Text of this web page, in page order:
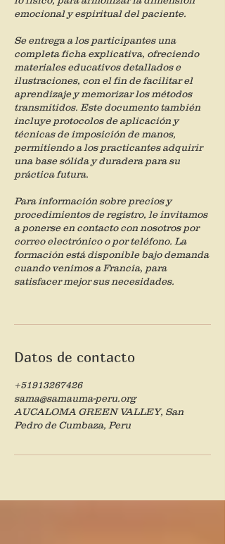
emocional y espiritual del paciente.
Se entrega a los participantes una
completa ficha explicativa, ofreciendo
materiales educativos detallados e
ilustraciones, con el fin de facilitar el
aprendizaje y memorizar los métodos
transmitidos. Este documento también
incluye protocolos de aplicación y
técnicas de imposición de manos,
permitiendo a los practicantes adquirir
una base sólida y duradera para su
práctica futura.
Para información sobre precios y
procedimientos de registro, le invitamos
a ponerse en contacto con nosotros por
correo electrónico o por teléfono. La
formación está disponible bajo demanda
cuando venimos a Francia, para
satisfacer mejor sus necesidades.
Datos de contacto
+51913267426
sama@samauma-peru.org
AUCALOMA GREEN VALLEY, San
Pedro de Cumbaza, Peru